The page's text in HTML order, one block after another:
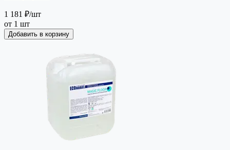
1 181 ₽/шт
от 1 шт
Добавить в корзину